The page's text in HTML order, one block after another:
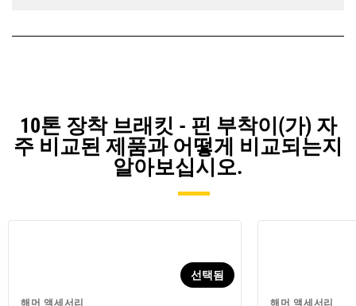
10톤 장착 브래킷 - 핀 부착이(가) 자
주 비교된 제품과 어떻게 비교되는지
알아보십시오.
해머 액세서리
선택됨
해머 액세서리